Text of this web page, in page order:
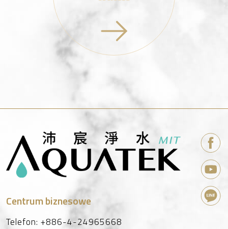
umożliwia elastyczne projektowanie wysokiej
jakości wkładów filtracyjnych wyłącznie dla
Twojej marki.
Współpracując z AQUATEK , możesz mieć pewność,
że nasze wkłady filtracyjne przyczynią się do
bezpieczeństwa, jakości i wydajności Twoich
produktów do oczyszczania wody i wody pitnej.
Podkreślamy znaczenie wysokiej jakości materiałów,
szeroko zakrojonych testów, bezpieczeństwa
chemicznego i elastyczności w tworzeniu
niestandardowych wkładów filtracyjnych, które
spełniają wymagania konkretnej marki.
Centrum biznesowe
Telefon: +886-4-24965668